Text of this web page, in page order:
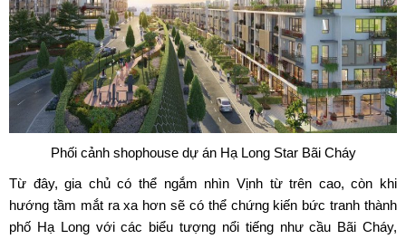
Phối cảnh shophouse dự án Hạ Long Star Bãi Cháy
Từ đây, gia chủ có thể ngắm nhìn Vịnh từ trên cao, còn khi
hướng tầm mắt ra xa hơn sẽ có thể chứng kiến bức tranh thành
phố Hạ Long với các biểu tượng nổi tiếng như cầu Bãi Cháy,